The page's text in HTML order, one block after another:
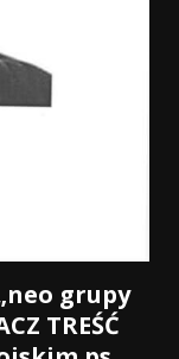
grupy
TREŚĆ